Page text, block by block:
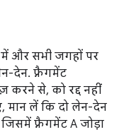
और सभी जगहों पर
देन. फ़्रैगमेंट
करने से, को रद्द नहीं
मान लें कि दो लेन-देन
फ़्रैगमेंट A जोड़ा